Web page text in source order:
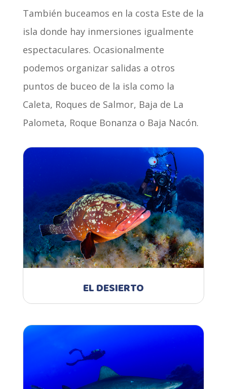
También buceamos en la costa Este de la
isla donde hay inmersiones igualmente
espectaculares. Ocasionalmente
podemos organizar salidas a otros
puntos de buceo de la isla como la
Caleta, Roques de Salmor, Baja de La
Palometa, Roque Bonanza o Baja Nacón.
EL DESIERTO